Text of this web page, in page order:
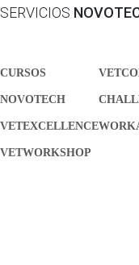
SERVICIOS
CURSOS
NOVOTECH
VETEXCELLENCE
VETWORKSHOP